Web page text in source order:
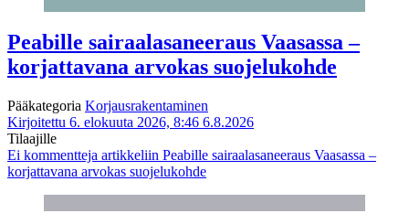
Peabille sairaalasaneeraus Vaasassa –
korjattavana arvokas suojelukohde
Pääkategoria Korjausrakentaminen
Kirjoitettu 6. elokuuta 2026, 8:46 6.8.2026
Tilaajille
Ei kommentteja artikkeliin Peabille sairaalasaneeraus Vaasassa –
korjattavana arvokas suojelukohde